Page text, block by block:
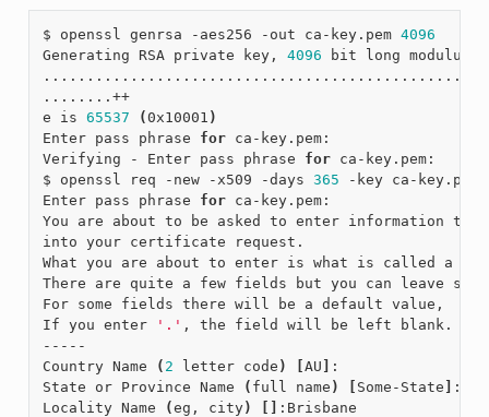
$ openssl genrsa -aes256 -out ca-key.pem 4096
Generating RSA private key, 4096 bit long modulus
........++
e is 65537 (0x10001 )
Enter pass phrase for ca-key.pem:
Verifying - Enter pass phrase for ca-key.pem:
$ openssl req -new -x509 -days 365 -key ca-key.pem
Enter pass phrase for ca-key.pem:
You are about to be asked to enter information
into your certificate request.
What you are about to enter is what is called a
There are quite a few fields but you can leave
For some fields there will be a default value,
If you enter
'.' , the field will be left blank.
-----
Country Name
( 2 letter code ) AU
:
State or Province Name
( full name ) Some-State
Locality Name
(eg, city)
:Brisbane